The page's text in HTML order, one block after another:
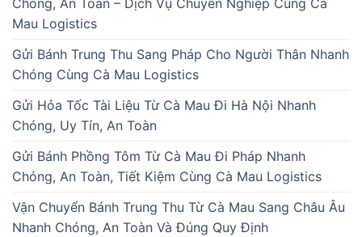
Chóng, An Toàn – Dịch Vụ Chuyên Nghiệp Cùng Cà
Mau Logistics
Gửi Bánh Trung Thu Sang Pháp Cho Người Thân Nhanh
Chóng Cùng Cà Mau Logistics
Gửi Hỏa Tốc Tài Liệu Từ Cà Mau Đi Hà Nội Nhanh
Chóng, Uy Tín, An Toàn
Gửi Bánh Phồng Tôm Từ Cà Mau Đi Pháp Nhanh
Chóng, An Toàn, Tiết Kiệm Cùng Cà Mau Logistics
Vận Chuyển Bánh Trung Thu Từ Cà Mau Sang Châu Âu
Nhanh Chóng, An Toàn Và Đúng Quy Định